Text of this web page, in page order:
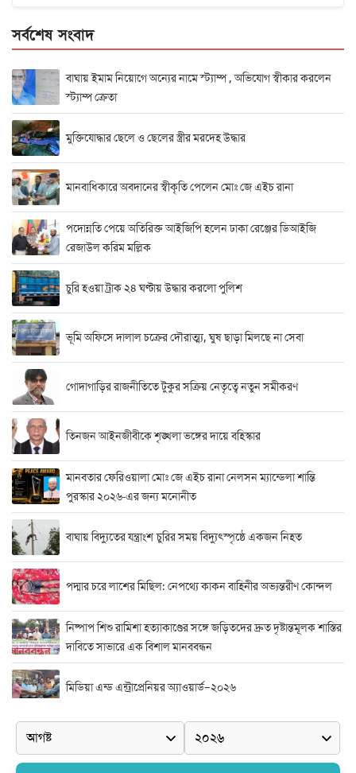
সর্বশেষ সংবাদ
বাঘায় ইমাম নিয়োগে অন্যের নামে স্ট্যাম্প , অভিযোগ স্বীকার করলেন
স্ট্যাম্প ক্রেতা
মুক্তিযোদ্ধার ছেলে ও ছেলের স্ত্রীর মরদেহ উদ্ধার
মানবাধিকারে অবদানের স্বীকৃতি পেলেন মোঃ জে এইচ রানা
পদোন্নতি পেয়ে অতিরিক্ত আইজিপি হলেন ঢাকা রেঞ্জের ডিআইজি
রেজাউল করিম মল্লিক
চুরি হওয়া ট্রাক ২৪ ঘণ্টায় উদ্ধার করলো পুলিশ
ভূমি অফিসে দালাল চক্রের দৌরাত্ম্য, ঘুষ ছাড়া মিলছে না সেবা
গোদাগাড়ির রাজনীতিতে টুকুর সক্রিয় নেতৃত্বে নতুন সমীকরণ
তিনজন আইনজীবীকে শৃঙ্খলা ভঙ্গের দায়ে বহিস্কার
মানবতার ফেরিওয়ালা মোঃ জে এইচ রানা নেলসন ম্যান্ডেলা শান্তি
পুরস্কার ২০২৬-এর জন্য মনোনীত
বাঘায় বিদ্যুতের যন্ত্রাংশ চুরির সময় বিদ্যুৎস্পৃষ্ঠে একজন নিহত
পদ্মার চরে লাশের মিছিল: নেপথ্যে কাকন বাহিনীর অভ্যন্তরীণ কোন্দল
নিষ্পাপ শিশু রামিশা হত্যাকাণ্ডের সঙ্গে জড়িতদের দ্রুত দৃষ্টান্তমূলক শাস্তির
দাবিতে সাভারে এক বিশাল মানববন্ধন
মিডিয়া এন্ড এন্ট্রাপ্রেনিয়র অ্যাওয়ার্ড–২০২৬
র‍্যাবের বিশেষ অভিযান: বিদেশি পিস্তল, গুলি, মাদক ও নগদ অর্থ উদ্ধার,